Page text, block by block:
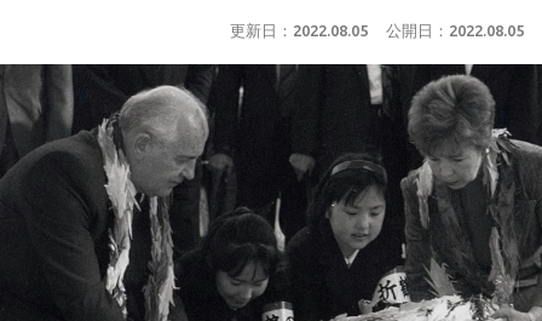
更新日： 2022.08.05 公開日： 2022.08.05